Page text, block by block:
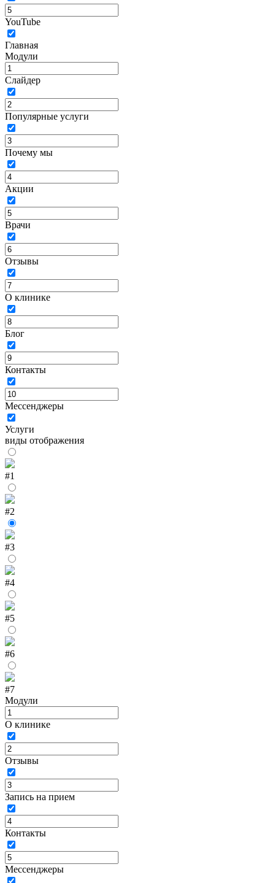
YouTube
Главная
Модули
Слайдер
Популярные услуги
Почему мы
Акции
Врачи
Отзывы
О клинике
Блог
Контакты
Мессенджеры
Услуги
виды отображения
#1
#2
#3
#4
#5
#6
#7
Модули
О клинике
Отзывы
Запись на прием
Контакты
Мессенджеры